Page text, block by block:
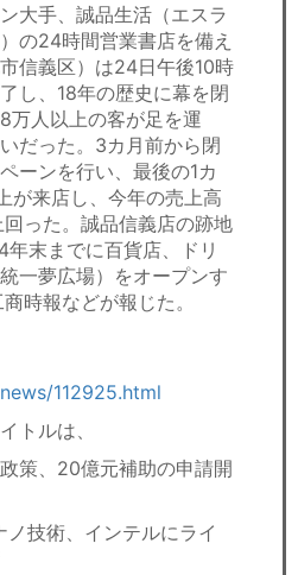
大手、誠品生活（エスラ
の24時間営業書店を備え
信義区）は24日午後10時
し、18年の歴史に幕を閉
万人以上の客が足を運
だった。3カ月前から閉
ーンを行い、最後の1カ
が来店し、今年の売上高
った。誠品信義店の跡地
末までに百貨店、ドリ
一夢広場）をオープンす
時報などが報じた。
112925.html
トルは、
策、20億元補助の申請開
ノ技術、インテルにライ